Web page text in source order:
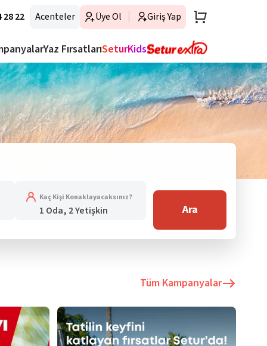
28 22 Acenteler Üye Ol Giriş Yap
Yaz FırsatlarıSeturKids
Kaç Kişi Konaklayacaksınız?
1 Oda, 2 Yetişkin Ara
Tüm Kampanyalar